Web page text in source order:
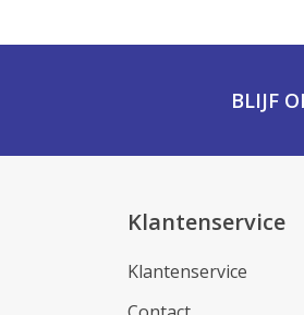
BLIJF
Klantenservice
Klantenservice